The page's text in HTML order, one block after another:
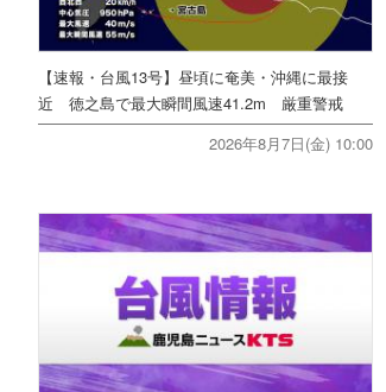
【速報・台風13号】昼頃に奄美・沖縄に最接
近 徳之島で最大瞬間風速41.2m 厳重警戒
2026年8月7日(金) 10:00